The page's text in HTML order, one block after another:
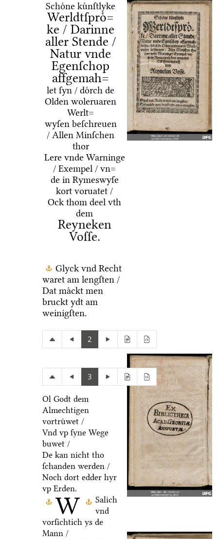
Schoͤne kuͤnſtlyke
Werldtſproͤ=
ke / Darinne
aller Stende /
Natur vnde
Egenſchop
affgemah=
let ſyn / doͤrch de
Olden woleruaren
Werlt=
wyſen beſchreuen
/ Allen Minſchen
thor
Lere vnde Warninge
/ Exempel / vn=
de in Rymeswyſe
kort voruatet /
Ock thom deel vth
dem
Reyneken
Voſſe.
Glyck vnd Recht
waret am lengſten /
Dat maͤckt men
bruckt ydt am
weinigſten.
2
3
W
Ol Godt dem
Almechtigen
vortruͤwet /
Vnd vp ſyne Wege
buwet /
De kan nicht tho
ſchanden werden /
Noch dort edder hyr
vp Erden.
Salich
vnd
vorſichtich ys de
Mann /